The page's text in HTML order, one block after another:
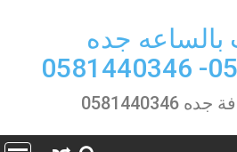
بالساعه جده